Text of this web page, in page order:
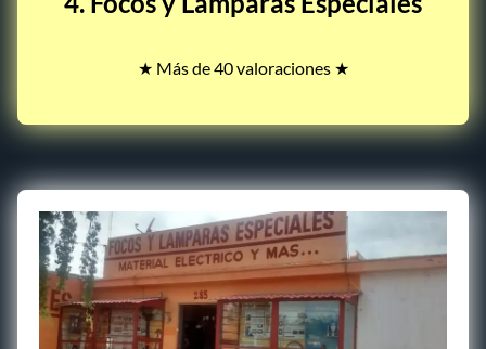
★ Más de 40 valoraciones ★